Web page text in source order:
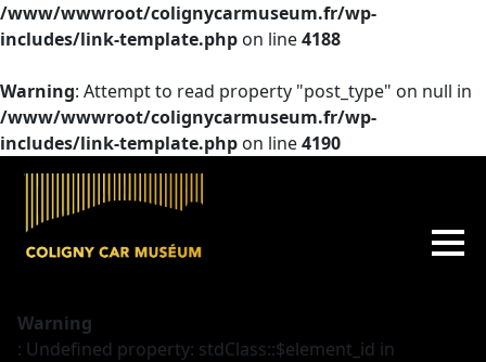
/www/wwwroot/colignycarmuseum.fr/wp-
includes/link-template.php on line4188
Warning: Attempt to read property "post_type" on null in
/www/wwwroot/colignycarmuseum.fr/wp-
includes/link-template.php on line4190
Warning
: Undefined property: stdClass::$element_id in